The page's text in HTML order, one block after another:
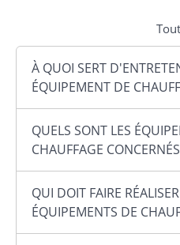
À QUOI SERT
ÉQUIPEMENT DE
QUELS SONT LES
CHAUFFAGE
QUI DOIT FAIRE
ÉQUIPEMENTS DE